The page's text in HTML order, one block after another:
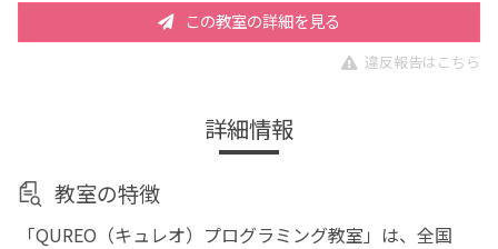
この教室の詳細を見る
違反報告はこちら
詳細情報
教室の特徴
「QUREO（キュレオ）プログラミング教室」は、全国